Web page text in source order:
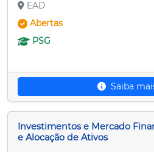
EAD
Abertas
PSG
Saiba
Investimentos e Mercado
e Alocação de Ativos